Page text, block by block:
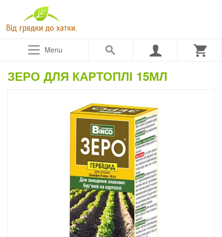
Menu
ЗЕРО ДЛЯ КАРТОПЛІ 15МЛ